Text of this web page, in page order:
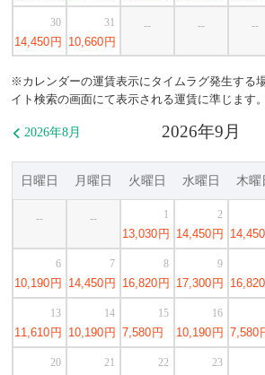
14,450円
30
10,660円
31 -- -- --
※カレンダーの運賃表示にタイムラグ発生する
イト検索の画面にて表示される運賃に準じます。
2026年9月
 2026年8月
日曜日 月曜日 火曜日 水曜日 木曜
-- --
13,030 円
1
14,450 円
2
14,450
10,190 円
6
14,450 円
7
16,820 円
8
17,300 円
9
16,820
11,610 円
13
10,190 円
14
7,580 円
15
10,190 円
16
7,580
20 21 22 23